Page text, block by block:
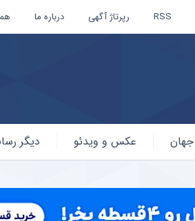
RSS رپرتاژ آگهی درباره ما
جهان عکس و ویدئو دیگر